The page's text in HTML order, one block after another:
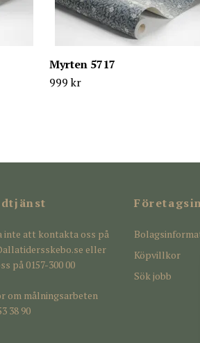
Myrten 5717
999 kr
inte att kontakta oss på
eller
på 0157-300 00
om målningsarbeten
38 90
Köpvillkor
Sök jobb